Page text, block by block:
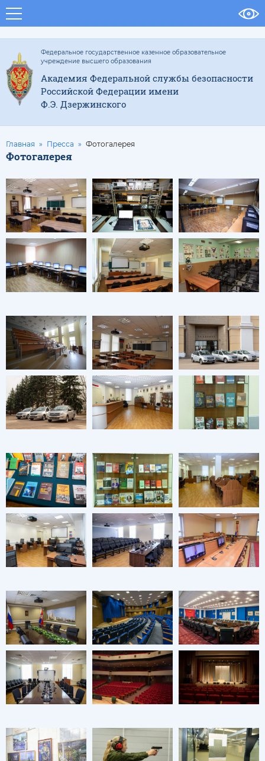
Федеральное государственное казенное образовательное
учреждение высшего образования
Академия Федеральной службы безопасности
Российской Федерации имени
Ф.Э. Дзержинского
Главная Пресса Фотогалерея
Фотогалерея